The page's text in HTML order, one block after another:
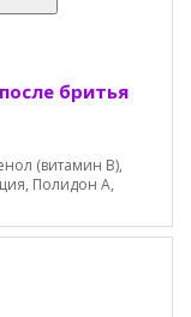
бритья
(витамин В),
Полидон А,